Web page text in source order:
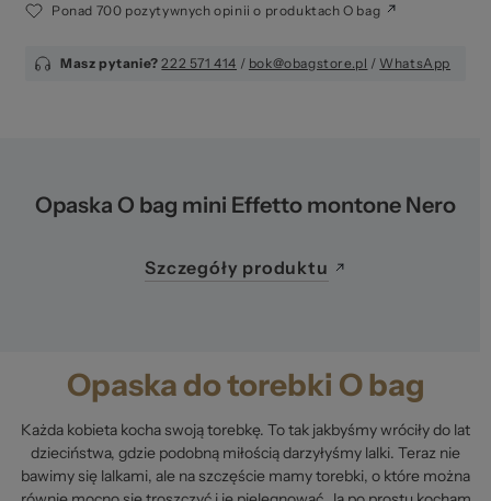
Ponad 700 pozytywnych opinii o produktach O bag
Masz pytanie? 222 571 414 / bok@obagstore.pl / WhatsApp
Opaska do torebki O bag
Każda kobieta kocha swoją torebkę. To tak jakbyśmy wróciły do lat
dzieciństwa, gdzie podobną miłością darzyłyśmy lalki. Teraz nie
bawimy się lalkami, ale na szczęście mamy torebki, o które można
Opaska O bag mini Effetto montone Nero
Szczegóły produktu